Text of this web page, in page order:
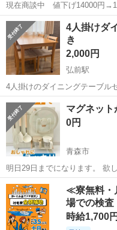
現在商談中 値下げ14000円
ます。 ダイニング5点セットです。 テーブルの脚はアイアンでスッキ
リとしています。 天板は使用感があります。
ダクトモデルで...
青森 八戸市 ダイニン
4人掛けダ
き
2,000円
弘前駅
4人掛けのダイニングテーブルセット 【セット内容】 テー
子4脚 【テーブルサイズ】 幅120cm×奥行75cm×高さ71cm 使用に伴う
小傷や多少の使用感はありま
青森 弘前市 弘前駅
マグネット
0円
青森市
明日29日までになります。 欲
のところに錆があります。
青森 青森市 ダイニン
≪寮無料・
場での検査
時給1,700円